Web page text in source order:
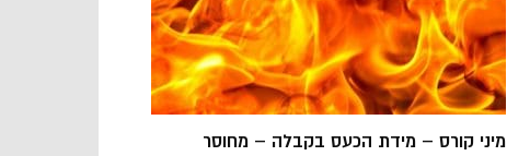
מיני קורס – מידת הכעס בקבלה – מחוסר